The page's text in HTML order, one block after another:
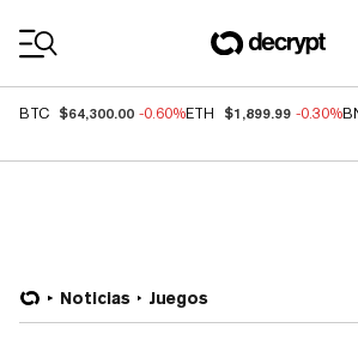
BTC $64,300.00 -0.60%ETH $1,899.99 -0.30%
Noticias Juegos